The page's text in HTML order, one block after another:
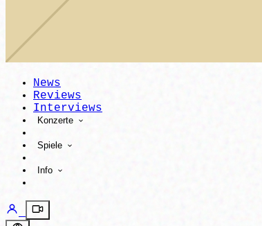
News
Reviews
Interviews
Konzerte
Spiele
Info